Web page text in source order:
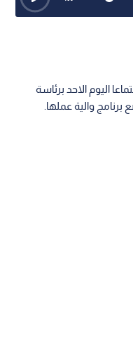
اليوم الاحد برئاسة
برنامج والية عملها.